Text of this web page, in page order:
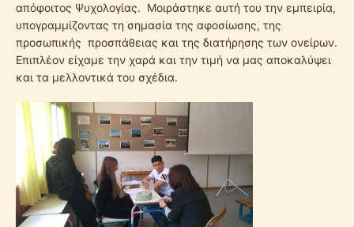
απόφοιτος Ψυχολογίας. Μοιράστηκε αυτή του την εμπειρία,
υπογραμμίζοντας τη σημασία της αφοσίωσης, της
προσωπικής προσπάθειας και της διατήρησης των ονείρων.
Επιπλέον είχαμε την χαρά και την τιμή να μας αποκαλύψει
και τα μελλοντικά του σχέδια.